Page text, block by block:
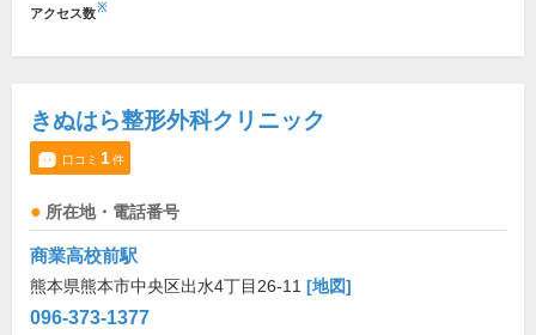
アクセス数※
きぬはら整形外科クリニック
口コミ 1件
所在地・電話番号
商業高校前駅
熊本県熊本市中央区出水4丁目26-11 [地図]
096-373-1377